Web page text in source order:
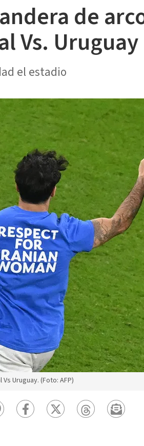
de
Vs. Uruguay
el estadio
Uruguay. (Foto: AFP)